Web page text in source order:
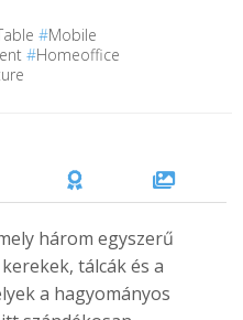
#Mobile
#Homeoffice
három egyszerű
tálcák és a
a hagyományos